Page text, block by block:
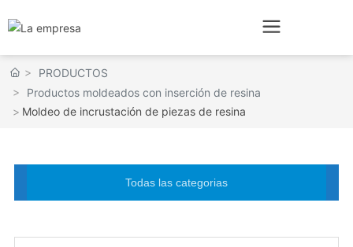
PRODUCTOS
Productos moldeados con inserción de resina
Moldeo de incrustación de piezas de resina
Todas las categorias